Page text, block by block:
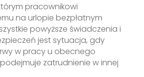
pracownikowi
na urlopie bezpłatnym
powyższe świadczenia i
jest sytuacja, gdy
w pracy u obecnego
zatrudnienie w innej